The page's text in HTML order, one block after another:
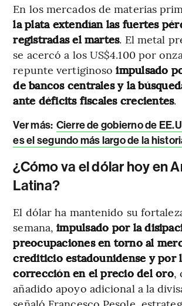
En los mercados de materias
la plata extendían las fuertes
registradas el martes. El metal
se acercó a los US$4.100 por
repunte vertiginosoimpulsado
de bancos centrales y la
ante déficits fiscales crecientes.
Ver más: Cierre de gobierno de
es el segundo más largo de la
¿Cómo va el dólar hoy en
Latina?
El dólar ha mantenido su
semana,impulsado por la
preocupaciones en torno al
crediticio estadounidense y por
corrección en el precio del oro,
añadido apoyo adicional a la